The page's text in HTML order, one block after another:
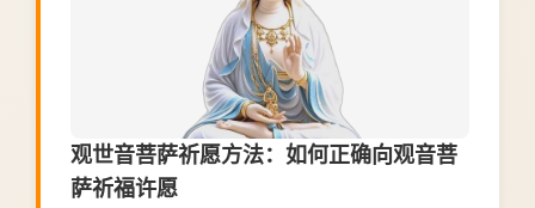
观世音菩萨祈愿方法：如何正确向观音菩
萨祈福许愿